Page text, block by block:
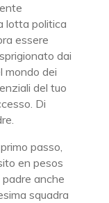
lotta politica
essere
dai
mondo dei
del tuo
Di
passo,
en pesos
anche
squadra